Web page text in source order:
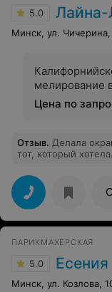
5.0
Минск, ул. Чичерина,
мелирование
Цена по
Отзыв. Делала
тот, который
ПАРИКМАХЕРСКАЯ
5.0 Есения
Минск, ул. Козлова,